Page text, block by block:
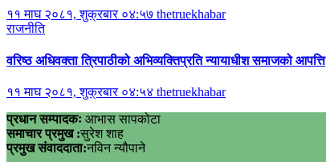
११ माघ २०८१, शुक्रबार ०४:५७ thetruekhabar
राजनीति
वरिष्ठ अधिवक्ता त्रिपाठीको अभिव्यक्तिप्रति न्यायाधीश समाजको आपत्ति
११ माघ २०८१, शुक्रबार ०४:५४ thetruekhabar
प्रधान सम्पादकः आभास सापकोटा
समाचार प्रमुख :सुरेश शाह
प्रमुख संवाददाता:नविन न्यौपाने